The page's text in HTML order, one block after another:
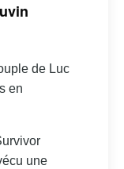
de Luc
en
une